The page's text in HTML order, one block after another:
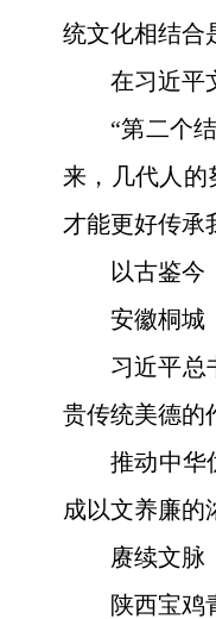
统文化相结合
在习近平
“第二个
来，几代人的
才能更好传承
以古鉴
安徽桐城
习近平总
贵传统美德的
推动中华
成以文养廉
赓续文
陕西宝鸡